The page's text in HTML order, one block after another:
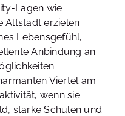
Lagen wie
Altstadt erzielen
Lebensgefühl,
Anbindung an
Viertel am
wenn sie
starke Schulen und